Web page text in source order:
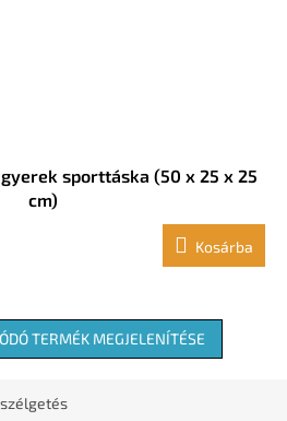
sporttáska (50 x 25 x 25
cm)
Kosárba
TERMÉK MEGJELENÍTÉSE